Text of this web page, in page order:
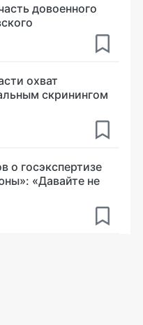
довоенного
охват
скринингом
о госэкспертизе
«Давайте не